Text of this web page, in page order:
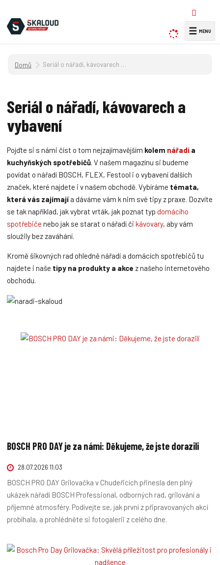
y
a
☰
Úvodní strana
Seriál o nářadí, kávovarech a vybavení
Seriál o nářadí, kávovarech a
vybavení
Pojďte si s námi číst o tom nejzajímavějším kolem nářadí a
kuchyňských spotřebičů. V našem magazínu si budeme
povídat o nářadí BOSCH, FLEX, Festool i o vybavení dalších
značek, které najdete i v našem obchodě. Vybíráme témata,
která vás zajímají a dáváme vám k nim své tipy z praxe. Dozvíte
se tak například, jak vybrat vrták, jak poznat typdomácího
spotřebiče nebo jak se starat o nářadí čikávovary, aby vám
sloužily bez zaváhání.
Kromě šikovných rad ohledně nářadí a domácích spotřebičů tu
najdete i naše tipy na produkty a akce z našeho internetového
obchodu.
BOSCH PRO DAY je za námi: Děkujeme, že jste dorazili
28.07.2026 11:03
BOSCH PRO DAY Grilovačka v Chudeřicích přinesla den plný
ukázek nářadí BOSCH Professional, odborných rad, grilování a
příjemné atmosféry. Podívejte se, jak první z připravovaných akcí
probíhala, a prohlédněte si fotogalerii z celého dne.